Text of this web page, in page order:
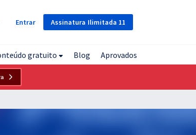
Assinatura Ilimitada 11
Entrar
gratuito Blog Aprovados